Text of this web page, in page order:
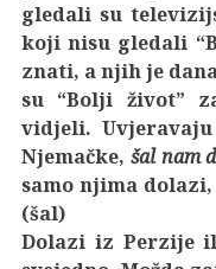
gledali su
koji nisu gledali
znati, a njih je
su “Bolji život”
vidjeli.
Njemačke, šal nam
samo njima
(šal)
Dolazi iz Perzije